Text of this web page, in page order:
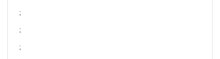
;
;
;